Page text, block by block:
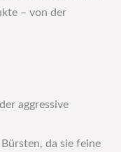
– von der
aggressive
da sie feine